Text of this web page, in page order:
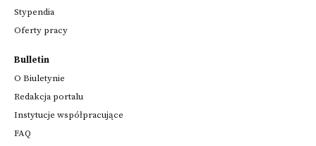
Stypendia
Oferty pracy
Bulletin
O Biuletynie
Redakcja portalu
Instytucje współpracujące
FAQ